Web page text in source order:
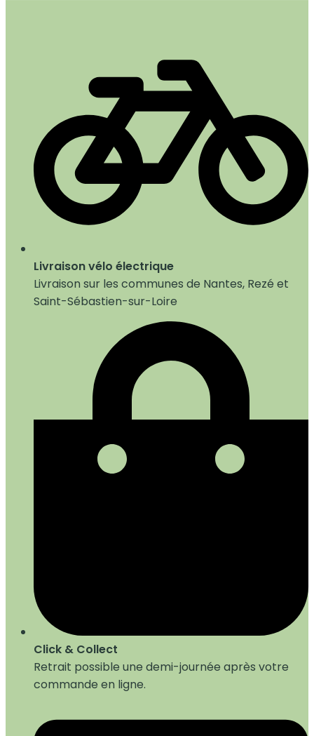
Livraison vélo électrique
Livraison sur les communes de Nantes, Rezé et
Saint-Sébastien-sur-Loire
Click & Collect
Retrait possible une demi-journée après votre
commande en ligne.